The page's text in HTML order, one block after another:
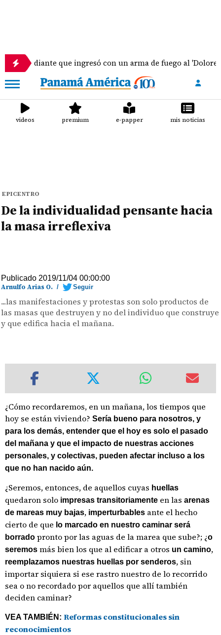
que ingresó con un arma de fuego al 'Dolores
videos premium e-papper mis noticias
EPICENTRO
De la individualidad pensante hacia
la masa irreflexiva
Publicado 2019/11/04 00:00:00
Arnulfo Arias O. / Seguir
...las manifestaciones y protestas son solo productos de
las masas que destruyen y no del individuo que construye
y que edifica hacia el mañana.
¿Cómo recordaremos, en un mañana, los tiempos que
hoy se están viviendo? Sería bueno para nosotros, y
para los demás, entender que el hoy es solo el pasado
del mañana y que el impacto de nuestras acciones
personales, y colectivas, pueden afectar incluso a los
que no han nacido aún.
¿Seremos, entonces, de aquellos cuyas huellas
quedaron solo impresas transitoriamente en las arenas
de mareas muy bajas, imperturbables ante el hecho
cierto de que lo marcado en nuestro caminar será
borrado pronto por las aguas de la marea que sube?; ¿o
seremos más bien los que al edificar a otros un camino,
reemplazamos nuestras huellas por senderos, sin
importar siquiera si ese rastro nuestro de lo recorrido
sea o no recordado por aquellos que allí también
deciden caminar?
VEA TAMBIÉN: Reformas constitucionales sin
reconocimientos